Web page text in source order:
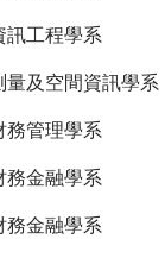
訊工程學系
量及空間資訊學系
務管理學系
務金融學系
務金融學系